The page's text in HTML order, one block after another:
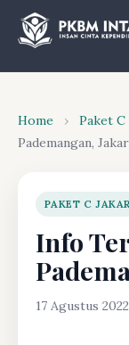
Home › Paket
Pademangan,
PAKET C
Info
17 Agustus 2022